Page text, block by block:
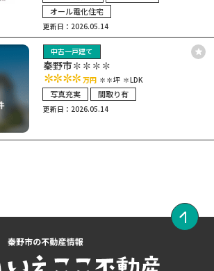
オール電化住宅
更新日：2026.05.14
中古一戸建て
秦野市✽✽✽✽
✽✽✽✽ 万円 ✽✽坪 ✽LDK
写真充実 間取り有
更新日：2026.05.14